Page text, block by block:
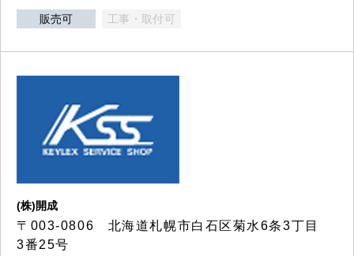
販売可 工事・取付可
(株)開成
〒003-0806 北海道札幌市白石区菊水6条3丁目
3番25号